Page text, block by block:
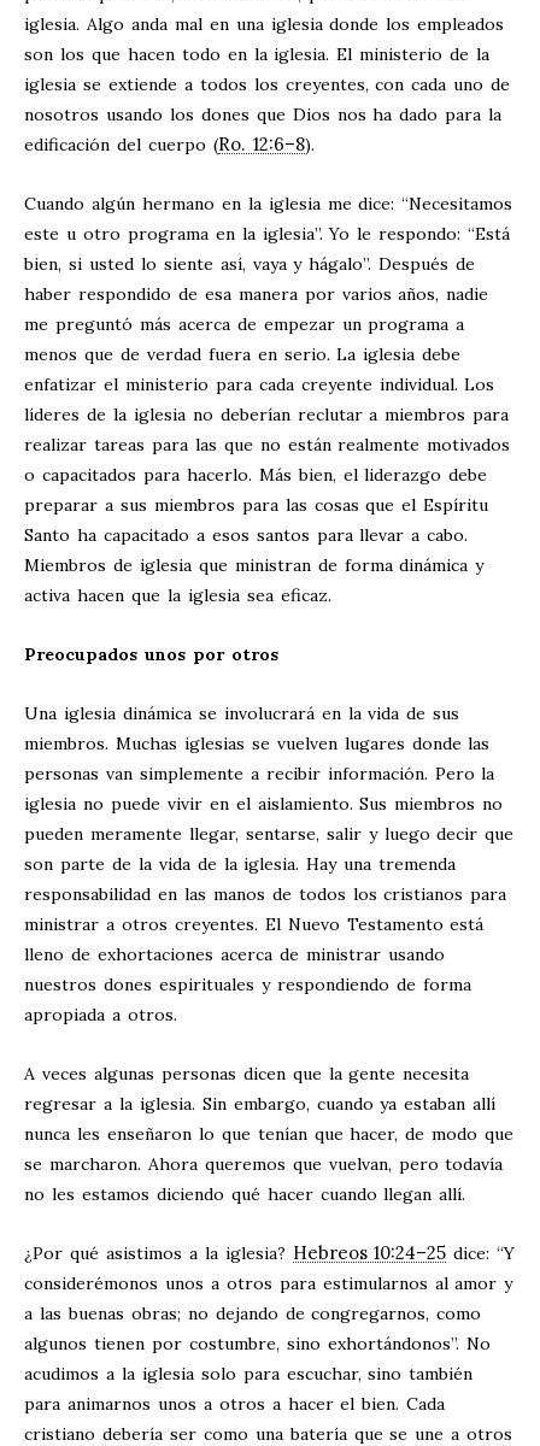
iglesia. Algo anda mal en una iglesia donde los empleados
son los que hacen todo en la iglesia. El ministerio de la
iglesia se extiende a todos los creyentes, con cada uno de
nosotros usando los dones que Dios nos ha dado para la
edificación del cuerpo (Ro. 12:6–8).
Cuando algún hermano en la iglesia me dice: “Necesitamos
este u otro programa en la iglesia”. Yo le respondo: “Está
bien, si usted lo siente así, vaya y hágalo”. Después de
haber respondido de esa manera por varios años, nadie
me preguntó más acerca de empezar un programa a
menos que de verdad fuera en serio. La iglesia debe
enfatizar el ministerio para cada creyente individual. Los
líderes de la iglesia no deberían reclutar a miembros para
realizar tareas para las que no están realmente motivados
o capacitados para hacerlo. Más bien, el liderazgo debe
preparar a sus miembros para las cosas que el Espíritu
Santo ha capacitado a esos santos para llevar a cabo.
Miembros de iglesia que ministran de forma dinámica y
activa hacen que la iglesia sea eficaz.
Preocupados unos por otros
Una iglesia dinámica se involucrará en la vida de sus
miembros. Muchas iglesias se vuelven lugares donde las
personas van simplemente a recibir información. Pero la
iglesia no puede vivir en el aislamiento. Sus miembros no
pueden meramente llegar, sentarse, salir y luego decir que
son parte de la vida de la iglesia. Hay una tremenda
responsabilidad en las manos de todos los cristianos para
ministrar a otros creyentes. El Nuevo Testamento está
lleno de exhortaciones acerca de ministrar usando
nuestros dones espirituales y respondiendo de forma
apropiada a otros.
A veces algunas personas dicen que la gente necesita
regresar a la iglesia. Sin embargo, cuando ya estaban allí
nunca les enseñaron lo que tenían que hacer, de modo que
se marcharon. Ahora queremos que vuelvan, pero todavía
no les estamos diciendo qué hacer cuando llegan allí.
¿Por qué asistimos a la iglesia? Hebreos 10:24–25 dice: “Y
considerémonos unos a otros para estimularnos al amor y
a las buenas obras; no dejando de congregarnos, como
algunos tienen por costumbre, sino exhortándonos”. No
acudimos a la iglesia solo para escuchar, sino también
para animarnos unos a otros a hacer el bien. Cada
cristiano debería ser como una batería que se une a otros